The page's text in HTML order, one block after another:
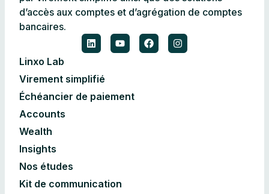
d’accès aux comptes et d’agrégation de comptes
bancaires.
Linxo Lab
Virement simplifié
Échéancier de paiement
Accounts
Wealth
Insights
Nos études
Kit de communication